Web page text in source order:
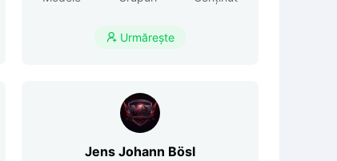
 Urmărește
Jens Johann Bösl